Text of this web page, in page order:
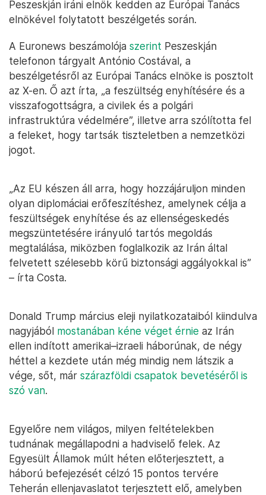
Peszeskján iráni elnök kedden az Európai Tanács
elnökével folytatott beszélgetés során.
A Euronews beszámolója szerint Peszeskján
telefonon tárgyalt António Costával, a
beszélgetésről az Európai Tanács elnöke is posztolt
az X-en. Ő azt írta, „a feszültség enyhítésére és a
visszafogottságra, a civilek és a polgári
infrastruktúra védelmére”, illetve arra szólította fel
a feleket, hogy tartsák tiszteletben a nemzetközi
jogot.
„Az EU készen áll arra, hogy hozzájáruljon minden
olyan diplomáciai erőfeszítéshez, amelynek célja a
feszültségek enyhítése és az ellenségeskedés
megszüntetésére irányuló tartós megoldás
megtalálása, miközben foglalkozik az Irán által
felvetett szélesebb körű biztonsági aggályokkal is”
– írta Costa.
Donald Trump március eleji nyilatkozataiból kiindulva
nagyjából mostanában kéne véget érnie az Irán
ellen indított amerikai–izraeli háborúnak, de négy
héttel a kezdete után még mindig nem látszik a
vége, sőt, már szárazföldi csapatok bevetéséről is
szó van.
Egyelőre nem világos, milyen feltételekben
tudnának megállapodni a hadviselő felek. Az
Egyesült Államok múlt héten előterjesztett, a
háború befejezését célzó 15 pontos tervére
Teherán ellenjavaslatot terjesztett elő, amelyben